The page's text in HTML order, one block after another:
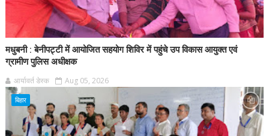
मधुबनी : बेनीपट्टी में आयोजित सहयोग शिविर में पहुंचे उप विकास आयुक्त एवं
ग्रामीण पुलिस अधीक्षक
आर्यावर्त डेस्क Aug 05, 2026
बिहार